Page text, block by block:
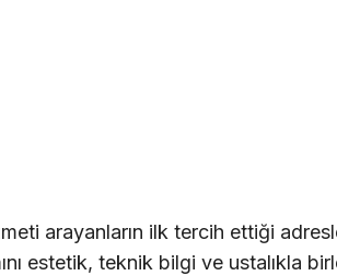
arayanların ilk tercih ettiği
estetik, teknik bilgi ve ustalıkla